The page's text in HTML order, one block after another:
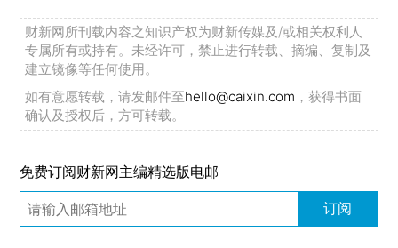
财新网所刊载内容之知识产权为财新传媒及/或相关权利人
专属所有或持有。未经许可，禁止进行转载、摘编、复制及
建立镜像等任何使用。
如有意愿转载，请发邮件至hello@caixin.com ，获得书面
确认及授权后，方可转载。
免费订阅财新网主编精选版电邮
订阅